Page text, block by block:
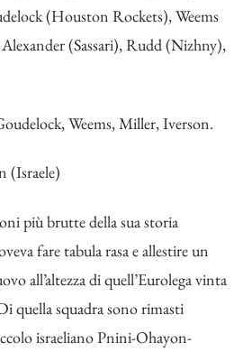
(Houston Rockets), Weems
(Sassari), Rudd (Nizhny),
Weems, Miller, Iverson.
(Israele)
più brutte della sua storia
fare tabula rasa e allestire un
all’altezza di quell’Eurolega vinta
quella squadra sono rimasti
israeliano Pnini-Ohayon-